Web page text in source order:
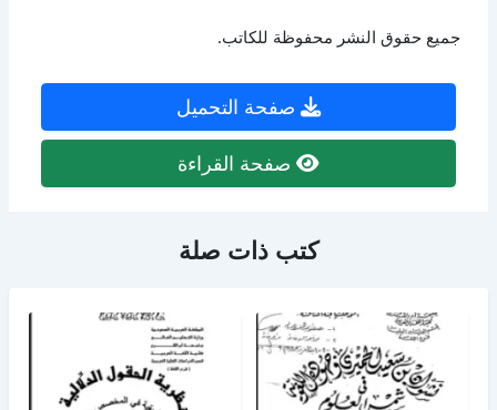
جميع حقوق النشر محفوظة للكاتب.
صفحة التحميل
صفحة القراءة
كتب ذات صلة